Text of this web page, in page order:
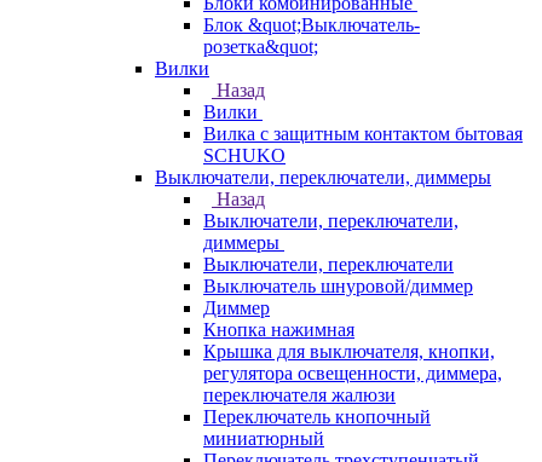
Блок &quot;Выключатель-
розетка&quot;
Вилки
Назад
Вилки
Вилка с защитным контактом бытовая
SCHUKO
Выключатели, переключатели, диммеры
Назад
Выключатели, переключатели,
диммеры
Выключатели, переключатели
Выключатель шнуровой/диммер
Диммер
Кнопка нажимная
Крышка для выключателя, кнопки,
регулятора освещенности, диммера,
переключателя жалюзи
Переключатель кнопочный
миниатюрный